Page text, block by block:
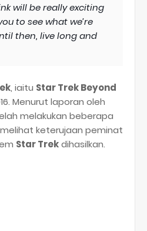
will be really exciting
to see what we’re
then, live long and
, iaitu Star Trek Beyond
Menurut laporan oleh
melakukan beberapa
keterujaan peminat
Star Trekdihasilkan.